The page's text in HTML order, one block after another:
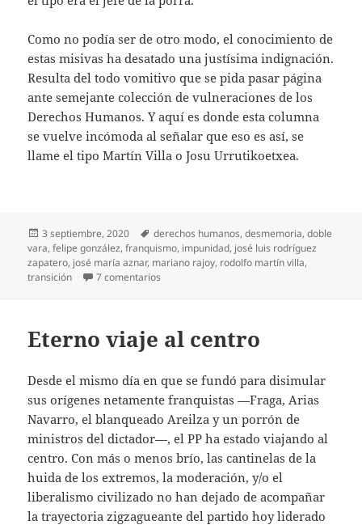
Como no podía ser de otro modo, el conocimiento de
estas misivas ha desatado una justísima indignación.
Resulta del todo vomitivo que se pida pasar página
ante semejante colección de vulneraciones de los
Derechos Humanos. Y aquí es donde esta columna
se vuelve incómoda al señalar que eso es así, se
llame el tipo Martín Villa o Josu Urrutikoetxea.
Publicado
el
3 septiembre, 2020 Etiquetas
derechos humanos,desmemoria,doble
vara,felipe gonzález,franquismo, impunidad, josé luis rodríguez
zapatero, josé maría aznar, mariano rajoy, rodolfo martín villa,
transición
7 comentarios
Eterno viaje al centro
Desde el mismo día en que se fundó para disimular
sus orígenes netamente franquistas —Fraga, Arias
Navarro, el blanqueado Areilza y un porrón de
ministros del dictador—, el PP ha estado viajando al
centro. Con más o menos brío, las cantinelas de la
huida de los extremos, la moderación, y/o el
liberalismo civilizado no han dejado de acompañar
la trayectoria zigzagueante del partido hoy liderado